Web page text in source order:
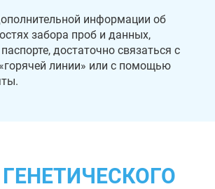
информации об
забора проб и данных,
достаточно связаться с
линии» или с помощью